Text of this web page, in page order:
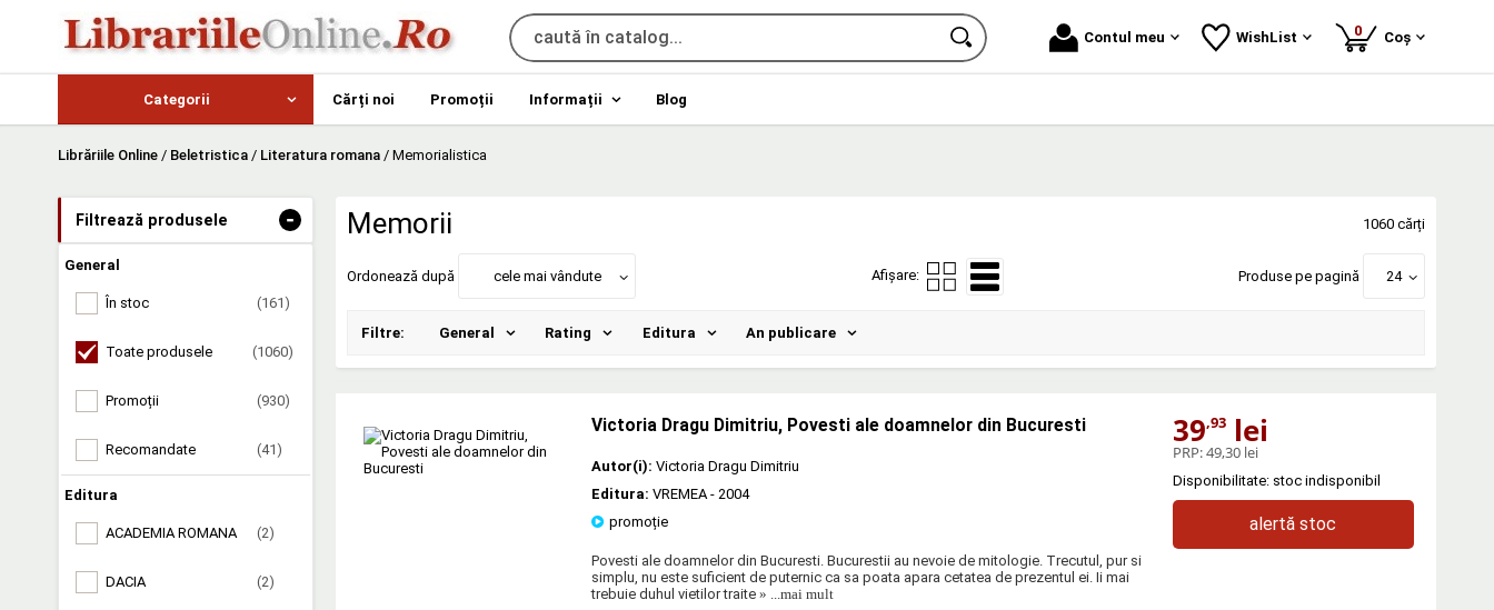
Contul meu WishList 0produse
Coș
Categorii Cărți noi Promoții Informații Blog
Librăriile Online / Beletristica / Literatura romana / Memorialistica
Filtrează produsele -
General
În stoc (161)
Toate produsele (1060)
Promoții (930)
Recomandate (41)
Editura
ACADEMIA ROMANA (2)
DACIA (2)
Memorii 1060 cărți
Ordonează după cele mai vândute Afișare: Produse pe pagină 24
Filtre: General Rating Editura An publicare
Victoria Dragu Dimitriu, Povesti ale doamnelor din Bucuresti
Autor(i): Victoria Dragu Dimitriu
Editura: VREMEA - 2004
promoție
Povesti ale doamnelor din Bucuresti. Bucurestii au nevoie de mitologie. Trecutul, pur si
simplu, nu este suficient de puternic ca sa poata apara cetatea de prezentul ei. Ii mai
trebuie duhul vietilor traite » ...mai mult
39,93lei
PRP:49,30 lei
Disponibilitate: stoc indisponibil
alertă stoc